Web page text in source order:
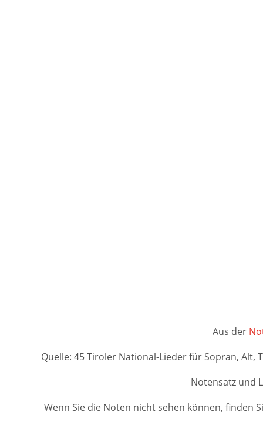
Aus der
Quelle: 45 Tiroler National-Lieder für Sopran, Alt,
Notensatz und
Wenn Sie die Noten nicht sehen können, finden